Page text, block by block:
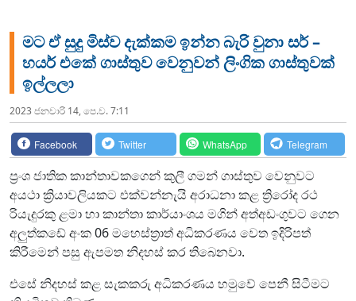
මට ඒ සුදු මිස්ව දැක්කම ඉන්න බැරි වුනා සර් –
හයර් එකේ ගාස්තුව වෙනුවන් ලිංගික ගාස්තුවක්
ඉල්ලලා
2023 ජනවාරි 14, පෙ.ව. 7:11
Facebook Twitter WhatsApp Telegram
ප්‍රංශ ජාතික කාන්තාවකගෙන් කුලී ගමන් ගාස්තුව වෙනුවට
අයථා ක්‍රියාවලියකට එක්වන්නැයි අරාධනා කළ ත්‍රිරෝද රථ
රියැදුරකු ළමා හා කාන්තා කාර්යාංශය මගින් අත්අඩංගුවට ගෙන
අලුත්කඩේ අංක 06 මහෙස්ත්‍රාත් අධිකරණය වෙත ඉදිරිපත්
කිරීමෙන් පසු ඇපමත නිදහස් කර තිබෙනවා.
එසේ නිදහස් කළ සැකකරු අධිකරණය හමුවේ පෙනී සිටීමට